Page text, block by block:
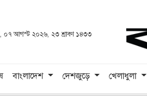
০৭ আগস্ট ২০২৬, ২৩ শ্রাবণ ১৪৩৩
বাংলাদেশ দেশজুড়ে খেলাধুলা